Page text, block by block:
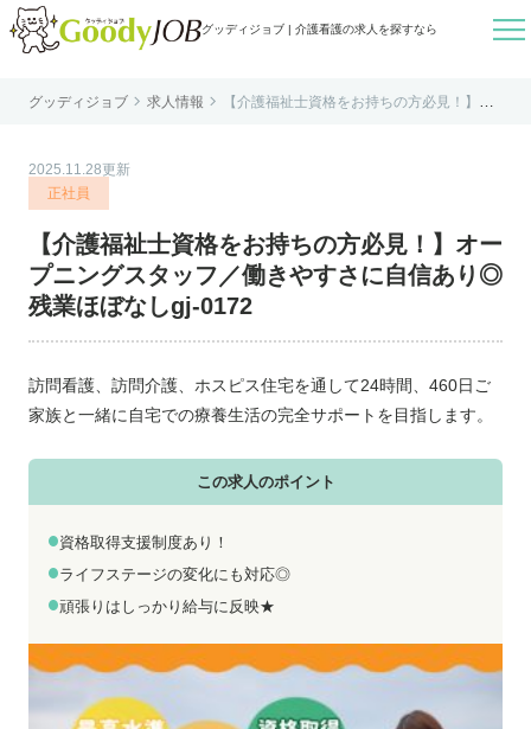
グッディジョブ | 介護看護の求人を探すなら 
はじめての方へ
個人情報保護方針
利用規約
お知らせ
お問い合わせ
お電話でのお問い合わせ
平日 9:00～18:00
0800-555-1109
グッディジョブ  求人情報 
【介護福祉士資格をお持ちの方必見！】オ
2025.11.28更新
正社員
【介護福祉士資格をお持ちの方必見！】オー
プニングスタッフ／働きやすさに自信あり◎
残業ほぼなしgj-0172
訪問看護、訪問介護、ホスピス住宅を通して24時間、460日ご
家族と一緒に自宅での療養生活の完全サポートを目指します。
この求人のポイント
資格取得支援制度あり！
ライフステージの変化にも対応◎
頑張りはしっかり給与に反映★